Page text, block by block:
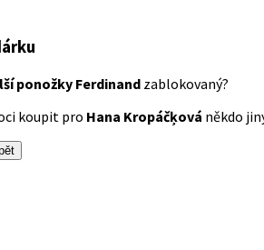
ponožky Ferdinand zablokovaný?
koupit pro Hana Kropáčķová někdo